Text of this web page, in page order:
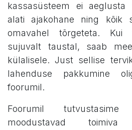
kassasüsteem ei aeglusta
alati ajakohane ning kõik
omavahel tõrgeteta. Kui
sujuvalt taustal, saab
külalisele. Just sellise
lahenduse pakkumine
foorumil.
Foorumil
moodustavad